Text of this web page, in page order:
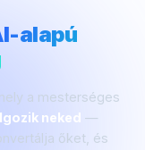
alapú
a mesterséges
neked —
őket, és